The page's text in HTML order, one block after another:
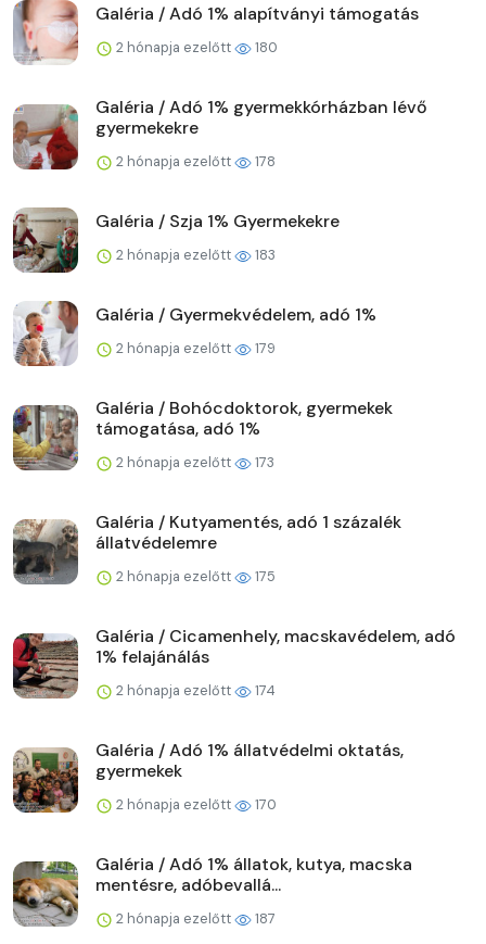
Galéria / Adó 1% alapítványi támogatás
2 hónapja ezelőtt 180
Galéria / Adó 1% gyermekkórházban lévő
gyermekekre
2 hónapja ezelőtt 178
Galéria / Szja 1% Gyermekekre
2 hónapja ezelőtt 183
Galéria / Gyermekvédelem, adó 1%
2 hónapja ezelőtt 179
Galéria / Bohócdoktorok, gyermekek
támogatása, adó 1%
2 hónapja ezelőtt 173
Galéria / Kutyamentés, adó 1 százalék
állatvédelemre
2 hónapja ezelőtt 175
Galéria / Cicamenhely, macskavédelem, adó
1% felajánálás
2 hónapja ezelőtt 174
Galéria / Adó 1% állatvédelmi oktatás,
gyermekek
2 hónapja ezelőtt 170
Galéria / Adó 1% állatok, kutya, macska
mentésre, adóbevallá...
2 hónapja ezelőtt 187